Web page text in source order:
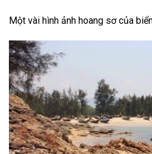
Một vài hình ảnh hoang sơ của